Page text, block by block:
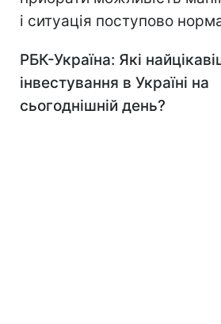
і ситуація поступово
РБК-Україна: Які
інвестування в Україні на
сьогоднішній день?